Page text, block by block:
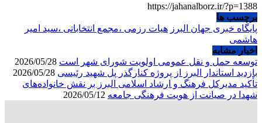
https://jahanalborz.ir/?p=1388
برچسب ها
پایگاه خبری جهان البرز هیات رزمی ،مجمع انتخاباتی ،سید امیر
هاشمی
اخبار مشابه
توسعه حمل و نقل عمومی اولویت شورای شهر است
بازدید استاندار البرز از پروژه کنارگذر پل شهید رئیسی
تأکید مدیرکل فرهنگ و ارشاد اسلامی البرز بر نقش خانواده‌های
شهدا در صیانت از هویت فرهنگی جامعه